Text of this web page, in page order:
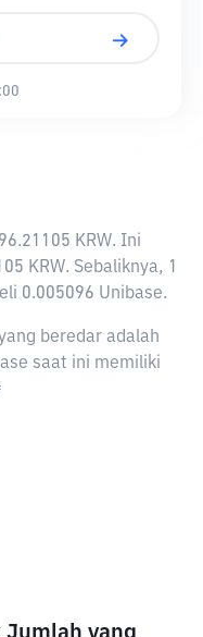
KRW. Ini
KRW. Sebaliknya, 1
0.005096 Unibase.
beredar adalah
saat ini memiliki
Jumlah yang